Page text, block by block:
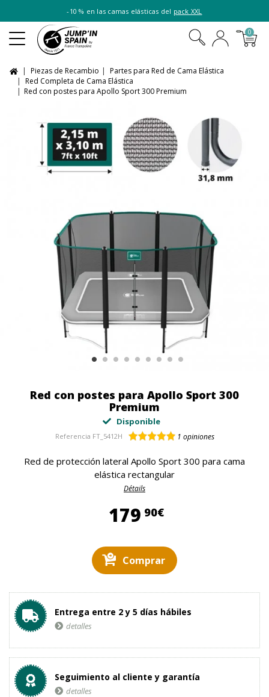
-10 % en las camas elásticas del pack XXL
0
Piezas de Recambio
Partes para Red de Cama Elástica
Red Completa de Cama Elástica
Red con postes para Apollo Sport 300 Premium
Red con postes para Apollo Sport 300
Premium
Disponible
Referencia FT_5412H 1 opiniones
Red de protección lateral Apollo Sport 300 para cama
elástica rectangular
Détails
179 90€179,90 €
Comprar
Entrega entre 2 y 5 días hábiles
detalles
Seguimiento al cliente y garantía
detalles